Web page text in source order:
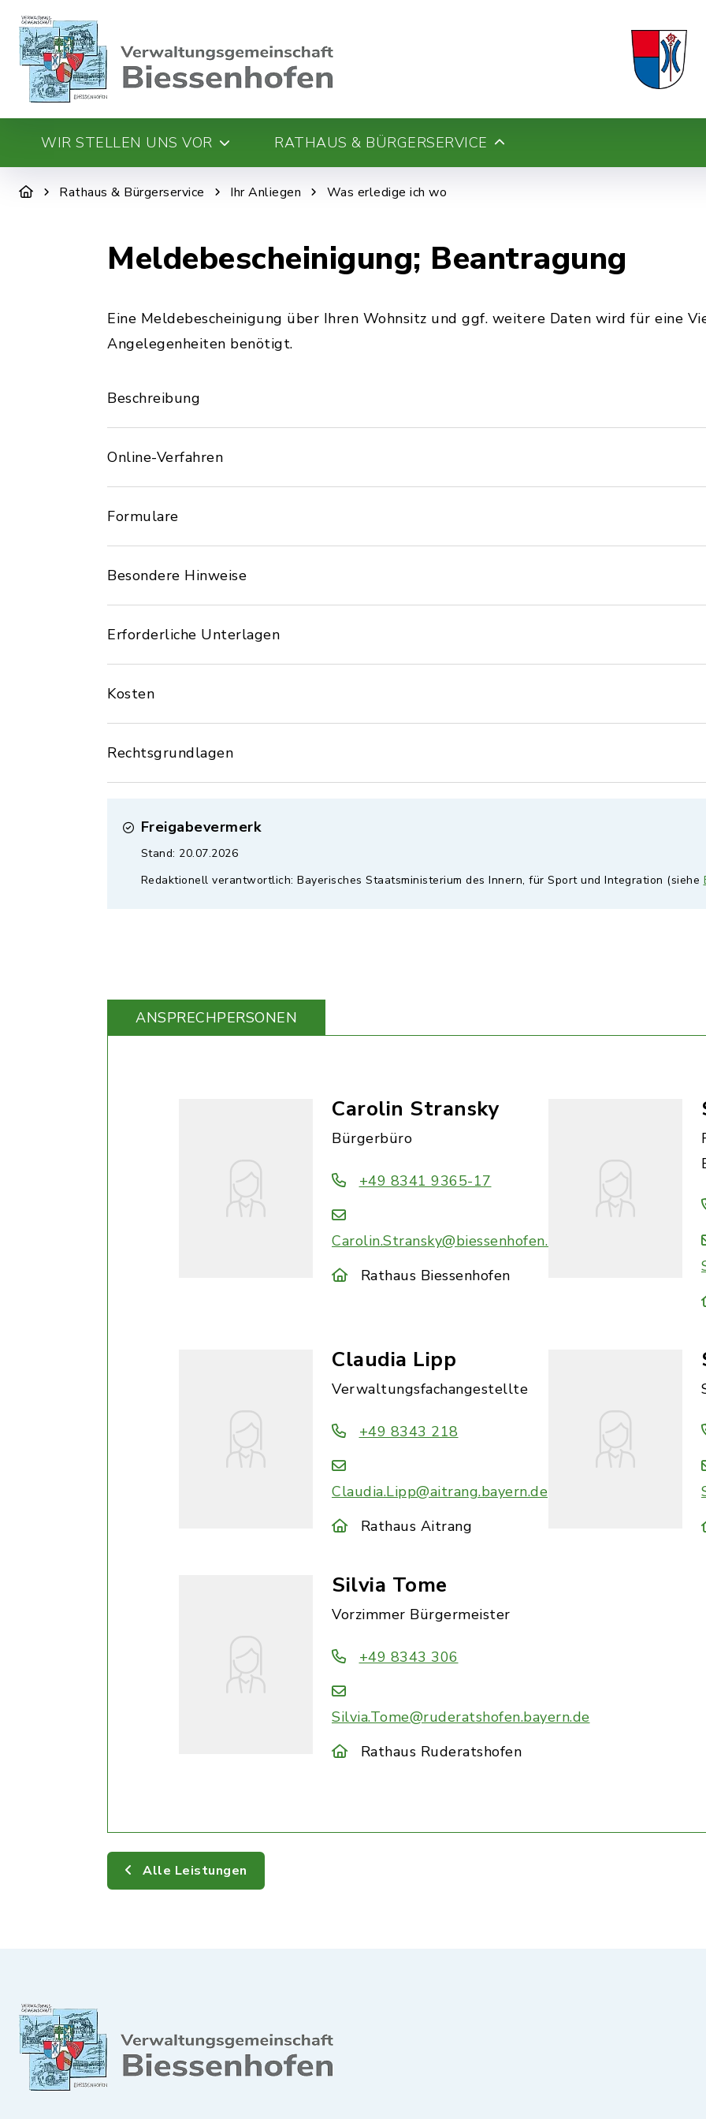
WIR STELLEN UNS VOR RATHAUS & BÜRGERSERVICE
Rathaus & Bürgerservice Ihr Anliegen Was erledige ich wo
Meldebescheinigung; Beantragung
Eine Meldebescheinigung über Ihren Wohnsitz und ggf. weitere Daten wird für eine
Angelegenheiten benötigt.
Beschreibung
Online-Verfahren
Formulare
Besondere Hinweise
Erforderliche Unterlagen
Kosten
Rechtsgrundlagen
Freigabevermerk
Stand: 20.07.2026
Redaktionell verantwortlich: Bayerisches Staatsministerium des Innern, für Sport und Integration (siehe
ANSPRECHPERSONEN
Carolin Stransky
Bürgerbüro
+49 8341 9365-17
Carolin.Stransky@biessenhofen.bayern.de
Rathaus Biessenhofen
Claudia Lipp
Verwaltungsfachangestellte
+49 8343 218
Claudia.Lipp@aitrang.bayern.de
Rathaus Aitrang
Silvia Tome
Vorzimmer Bürgermeister
+49 8343 306
Silvia.Tome@ruderatshofen.bayern.de
Rathaus Ruderatshofen
Alle Leistungen